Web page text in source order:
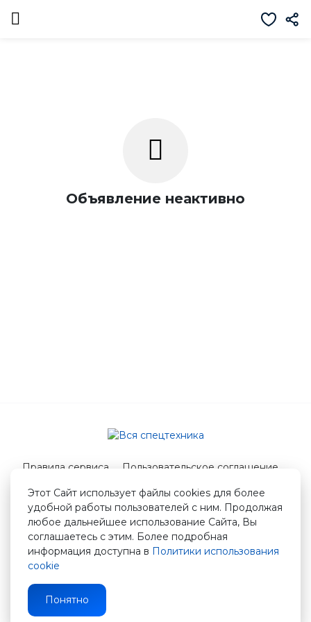
Объявление неактивно
Этот Сайт использует файлы cookies для более
удобной работы пользователей с ним. Продолжая
любое дальнейшее использование Сайта, Вы
соглашаетесь с этим. Более подробная
информация доступна в Политики использования
cookie
Понятно
Правила сервиса
Пользовательское соглашение
© 2026 Вся спецтехника
info@vstshop.ru